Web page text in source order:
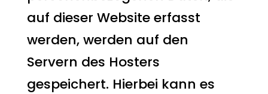
auf dieser Website erfasst
werden, werden auf den
Servern des Hosters
gespeichert. Hierbei kann es